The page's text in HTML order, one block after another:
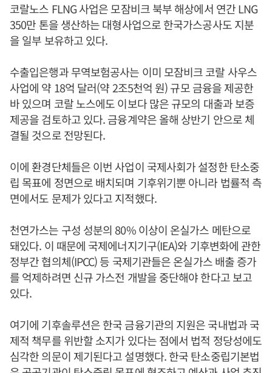
코랄노스 FLNG 사업은 모잠비크 북부 해상에서 연간 LNG
350만 톤을 생산하는 대형사업으로 한국가스공사도 지분
을 일부 보유하고 있다.
수출입은행과 무역보험공사는 이미 모잠비크 코랄 사우스
사업에 약 18억 달러(약 2조5천억 원) 규모 금융을 제공한
바 있으며 코랄 노스에도 이보다 많은 규모의 대출과 보증
제공을 검토하고 있다. 금융계약은 올해 상반기 안으로 체
결될 것으로 전망된다.
이에 환경단체들은 이번 사업이 국제사회가 설정한 탄소중
립 목표에 정면으로 배치되며 기후위기뿐 아니라 법률적 측
면에서도 문제가 있다고 지적했다.
천연가스는 구성 성분의 80% 이상이 온실가스 메탄으로
돼있다. 이 때문에 국제에너지기구(IEA)와 기후변화에 관한
정부간 협의체(IPCC) 등 국제기관들은 온실가스 배출 증가
를 억제하려면 신규 가스전 개발을 중단해야 한다고 보고
있다.
여기에 기후솔루션은 한국 금융기관의 지원은 국내법과 국
제적 책무를 위반할 소지가 있다는 점에서 법적 정당성에도
심각한 의문이 제기된다고 설명했다. 한국 탄소중립기본법